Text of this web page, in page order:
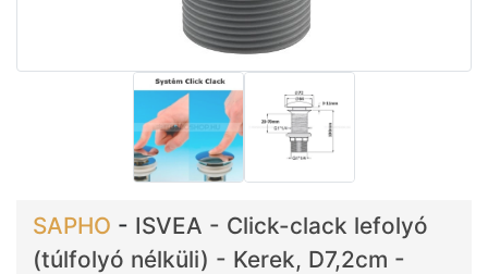
SAPHO - ISVEA - Click-clack lefolyó
(túlfolyó nélküli) - Kerek, D7,2cm -